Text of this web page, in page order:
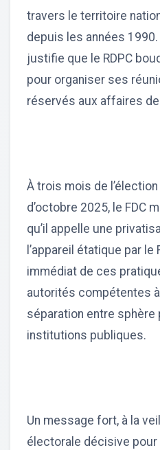
travers le territoire
depuis les années 1990.
justifie que le RDPC
pour organiser ses
réservés aux affaires de
À trois mois de
d’octobre 2025, le FDC
qu’il appelle une
l’appareil étatique par le
immédiat de ces
autorités compétentes
séparation entre sphère
institutions publiques.
Un message fort, à la
électorale décisive pour